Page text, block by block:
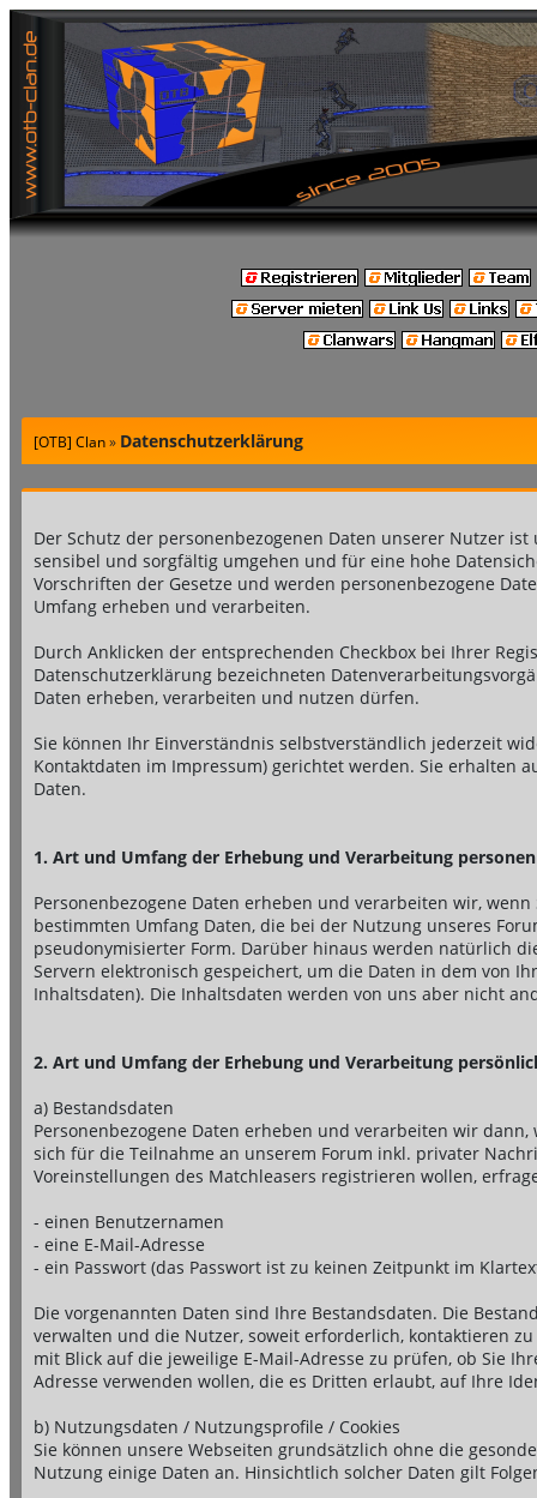
[OTB] Clan» Datenschutzerklärung
Der Schutz der personenbezogenen Daten unserer Nutzer
sensibel und sorgfältig umgehen und für eine hohe
Vorschriften der Gesetze und werden personenbezogene
Umfang erheben und verarbeiten.
Durch Anklicken der entsprechenden Checkbox bei Ihrer
Datenschutzerklärung bezeichneten
Daten erheben, verarbeiten und nutzen dürfen.
Sie können Ihr Einverständnis selbstverständlich jederzeit
Kontaktdaten im Impressum) gerichtet werden. Sie erhalten
Daten.
1. Art und Umfang der Erhebung und Verarbeitung
Personenbezogene Daten erheben und verarbeiten wir,
bestimmten Umfang Daten, die bei der Nutzung unseres
pseudonymisierter Form. Darüber hinaus werden natürlich
Servern elektronisch gespeichert, um die Daten in dem von
Inhaltsdaten). Die Inhaltsdaten werden von uns aber nicht
2. Art und Umfang der Erhebung und Verarbeitung
a) Bestandsdaten
Personenbezogene Daten erheben und verarbeiten wir
sich für die Teilnahme an unserem Forum inkl. privater
Voreinstellungen des Matchleasers registrieren wollen,
- einen Benutzernamen
- eine E-Mail-Adresse
- ein Passwort (das Passwort ist zu keinen Zeitpunkt im
Die vorgenannten Daten sind Ihre Bestandsdaten. Die
verwalten und die Nutzer, soweit erforderlich, kontaktieren
mit Blick auf die jeweilige E-Mail-Adresse zu prüfen, ob Sie
Adresse verwenden wollen, die es Dritten erlaubt, auf Ihre
b) Nutzungsdaten / Nutzungsprofile / Cookies
Sie können unsere Webseiten grundsätzlich ohne die
Nutzung einige Daten an. Hinsichtlich solcher Daten gilt